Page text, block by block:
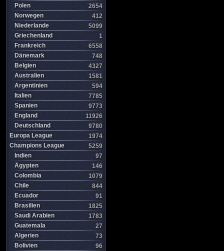
Polen
2654
Norwegen
412
Niederlande
5099
Griechenland
1
Frankreich
6558
Dänemark
748
Belgien
4327
Australien
1581
Argentinien
594
Italien
7785
Spanien
9773
England
11926
Deutschland
9780
Europa League
1974
Champions League
5259
Indien
97
Ägypten
146
Colombia
1079
Chile
844
Ecuador
91
Brasilien
1825
Saudi Arabien
1783
Guatemala
27
Algerien
73
Bolivien
96